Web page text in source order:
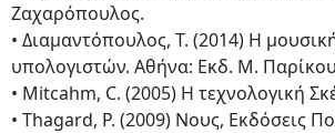
Ζαχαρόπουλος.
• Διαμαντόπουλος, Τ. (2014) Η
υπολογιστών. Αθήνα: Εκδ. Μ.
• Μitcahm, C. (2005) Η τεχνολογική
• Thagard, P. (2009) Νους, Εκδόσεις